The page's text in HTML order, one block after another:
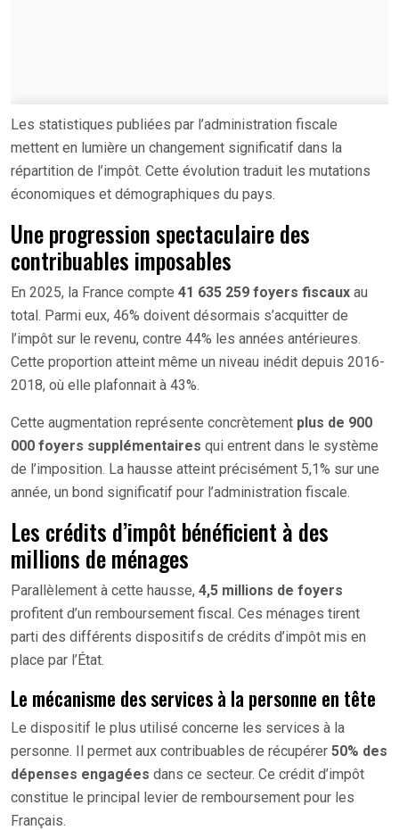
Les statistiques publiées par l’administration fiscale
mettent en lumière un changement significatif dans la
répartition de l’impôt. Cette évolution traduit les mutations
économiques et démographiques du pays.
Une progression spectaculaire des
contribuables imposables
En 2025, la France compte 41 635 259 foyers fiscaux au
total. Parmi eux, 46% doivent désormais s’acquitter de
l’impôt sur le revenu, contre 44% les années antérieures.
Cette proportion atteint même un niveau inédit depuis 2016-
2018, où elle plafonnait à 43%.
Cette augmentation représente concrètement plus de 900
000 foyers supplémentaires qui entrent dans le système
de l’imposition. La hausse atteint précisément 5,1% sur une
année, un bond significatif pour l’administration fiscale.
Les crédits d’impôt bénéficient à des
millions de ménages
Parallèlement à cette hausse, 4,5 millions de foyers
profitent d’un remboursement fiscal. Ces ménages tirent
parti des différents dispositifs de crédits d’impôt mis en
place par l’État.
Le mécanisme des services à la personne en tête
Le dispositif le plus utilisé concerne les services à la
personne. Il permet aux contribuables de récupérer 50% des
dépenses engagées dans ce secteur. Ce crédit d’impôt
constitue le principal levier de remboursement pour les
Français.